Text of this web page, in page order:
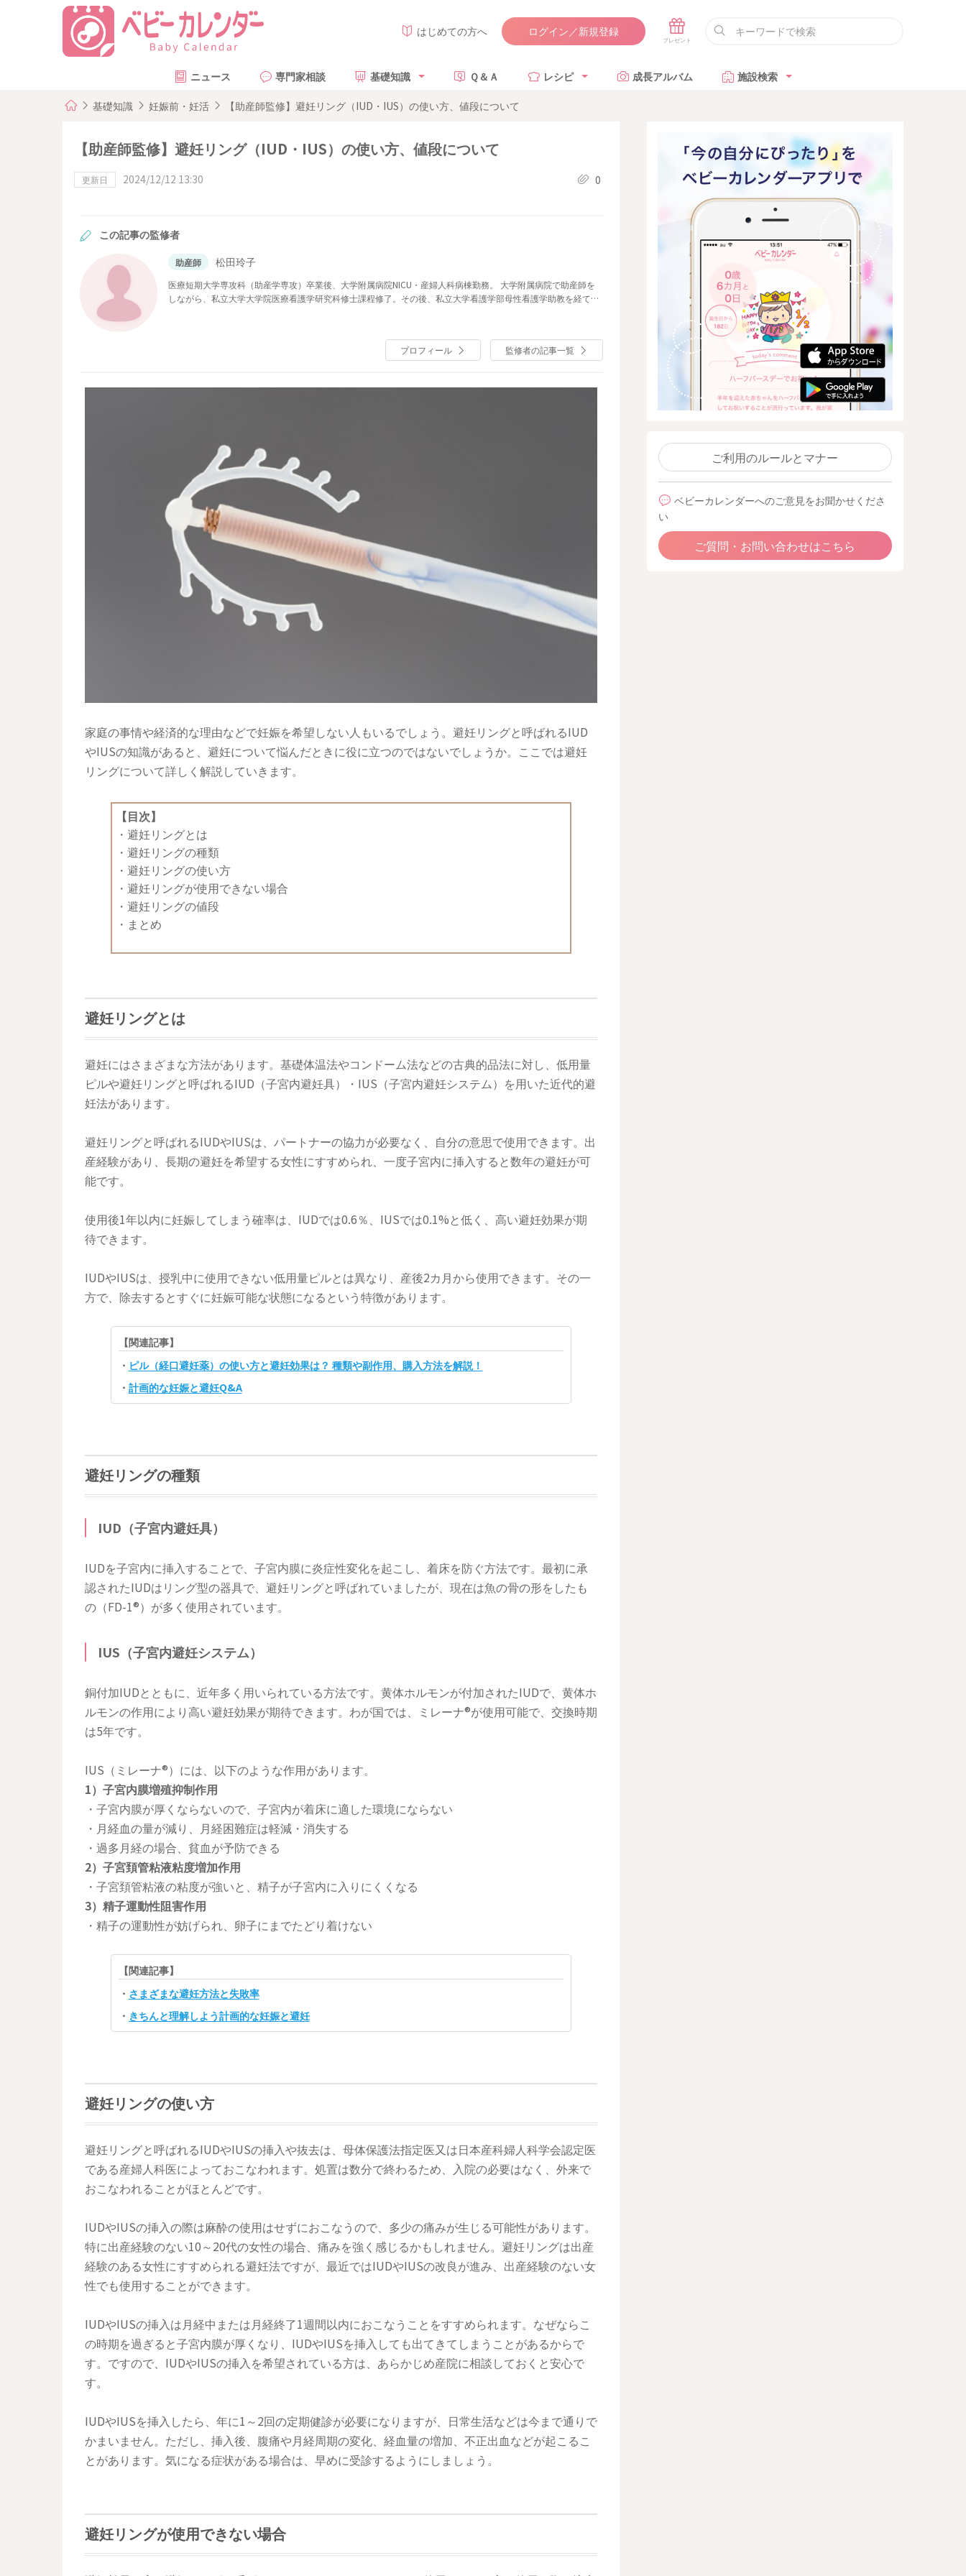
はじめての方へ ログイン／新規登録
ニュース 専門家相談 基礎知識 Ｑ＆Ａ レシピ 成長アルバム 施設検索
基礎知識 妊娠前・妊活 【助産師監修】避妊リング（IUD・IUS）の使い方、値段について
【助産師監修】避妊リング（IUD・IUS）の使い方、値段について
更新日 2024/12/12 13:30 0
この記事の監修者
助産師 松田玲子
医療短期大学専攻科（助産学専攻）卒業後、大学附属病院NICU・産婦人科病棟勤務。 大学附属病院で助産師を
しながら、私立大学大学院医療看護学研究科修士課程修了。その後、私立大学看護学部母性看護学助教を経て、
プロフィール 監修者の記事一覧
家庭の事情や経済的な理由などで妊娠を希望しない人もいるでしょう。避妊リングと呼ばれるIUD
やIUSの知識があると、避妊について悩んだときに役に立つのではないでしょうか。ここでは避妊
リングについて詳しく解説していきます。
【目次】
・ 避妊リングとは
・ 避妊リングの種類
・ 避妊リングの使い方
・ 避妊リングが使用できない場合
・ 避妊リングの値段
・ まとめ
避妊リングとは
避妊にはさまざまな方法があります。基礎体温法やコンドーム法などの古典的品法に対し、低用量
ピルや避妊リングと呼ばれるIUD（子宮内避妊具）・IUS（子宮内避妊システム）を用いた近代的避
妊法があります。
避妊リングと呼ばれるIUDやIUSは、パートナーの協力が必要なく、自分の意思で使用できます。出
産経験があり、長期の避妊を希望する女性にすすめられ、一度子宮内に挿入すると数年の避妊が可
能です。
使用後1年以内に妊娠してしまう確率は、IUDでは0.6％、IUSでは0.1%と低く、高い避妊効果が期
待できます。
IUDやIUSは、授乳中に使用できない低用量ピルとは異なり、産後2カ月から使用できます。その一
方で、除去するとすぐに妊娠可能な状態になるという特徴があります。
【関連記事】
・ ピル（経口避妊薬）の使い方と避妊効果は？ 種類や副作用、購入方法を解説！
・ 計画的な妊娠と避妊Q&A
避妊リングの種類
IUD（子宮内避妊具）
IUDを子宮内に挿入することで、子宮内膜に炎症性変化を起こし、着床を防ぐ方法です。最初に承
認されたIUDはリング型の器具で、避妊リングと呼ばれていましたが、現在は魚の骨の形をしたも
の（FD-1®）が多く使用されています。
IUS（子宮内避妊システム）
銅付加IUDとともに、近年多く用いられている方法です。黄体ホルモンが付加されたIUDで、黄体ホ
ルモンの作用により高い避妊効果が期待できます。わが国では、ミレーナ®が使用可能で、交換時期
は5年です。
IUS（ミレーナ®）には、以下のような作用があります。
1）子宮内膜増殖抑制作用
・子宮内膜が厚くならないので、子宮内が着床に適した環境にならない
・月経血の量が減り、月経困難症は軽減・消失する
・過多月経の場合、貧血が予防できる
2）子宮頚管粘液粘度増加作用
・子宮頚管粘液の粘度が強いと、精子が子宮内に入りにくくなる
3）精子運動性阻害作用
・精子の運動性が妨げられ、卵子にまでたどり着けない
【関連記事】
・ さまざまな避妊方法と失敗率
・ きちんと理解しよう計画的な妊娠と避妊
避妊リングの使い方
避妊リングと呼ばれるIUDやIUSの挿入や抜去は、母体保護法指定医又は日本産科婦人科学会認定医
である産婦人科医によっておこなわれます。処置は数分で終わるため、入院の必要はなく、外来で
おこなわれることがほとんどです。
IUDやIUSの挿入の際は麻酔の使用はせずにおこなうので、多少の痛みが生じる可能性があります。
特に出産経験のない10～20代の女性の場合、痛みを強く感じるかもしれません。避妊リングは出産
経験のある女性にすすめられる避妊法ですが、最近ではIUDやIUSの改良が進み、出産経験のない女
性でも使用することができます。
IUDやIUSの挿入は月経中または月経終了1週間以内におこなうことをすすめられます。なぜならこ
の時期を過ぎると子宮内膜が厚くなり、IUDやIUSを挿入しても出てきてしまうことがあるからで
す。ですので、IUDやIUSの挿入を希望されている方は、あらかじめ産院に相談しておくと安心で
す。
IUDやIUSを挿入したら、年に1～2回の定期健診が必要になりますが、日常生活などは今まで通りで
かまいません。ただし、挿入後、腹痛や月経周期の変化、経血量の増加、不正出血などが起こるこ
とがあります。気になる症状がある場合は、早めに受診するようにしましょう。
避妊リングが使用できない場合
ご利用のルールとマナー
ベビーカレンダーへのご意見をお聞かせくださ
い
ご質問・お問い合わせはこちら